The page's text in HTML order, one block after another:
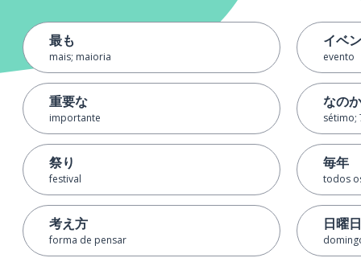
最も
mais; maioria
重要な
importante
祭り
festival
考え方
forma de pensar
イベ
evento
なのか
sétimo;
毎年
todos
日曜日